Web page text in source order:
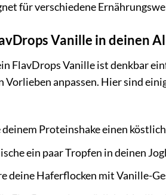
für verschiedene
Vanille in deinen
FlavDrops Vanille ist denkbar
Vorlieben anpassen. Hier sind
Proteinshake einen
ein paar Tropfen in deinen
deine Haferflocken mit Vanille-